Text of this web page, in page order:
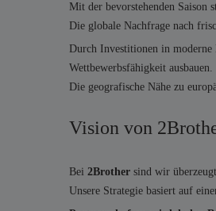
Mit der bevorstehenden Saison
Die globale Nachfrage nach
Durch Investitionen in moderne
Wettbewerbsfähigkeit ausbauen.
Die geografische Nähe zu
Vision von
Bei 2Brother sind wir
Unsere Strategie basiert auf